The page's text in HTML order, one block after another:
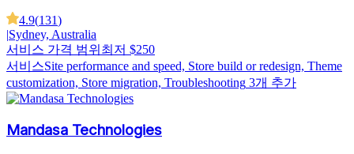
4.9(131)
|Sydney, Australia
서비스 가격 범위 최저 $250
서비스Site performance and speed, Store build or redesign, Theme
customization, Store migration, Troubleshooting 3개 추가
Mandasa Technologies